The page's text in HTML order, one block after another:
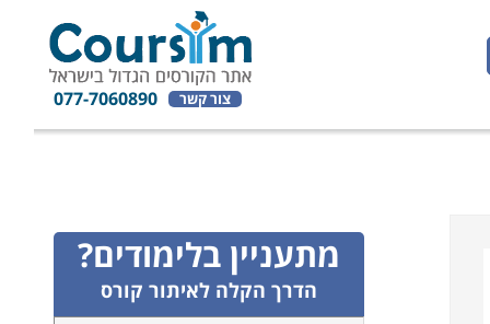
צור קשר 077-7060890
מתעניין בלימודים?
הדרך הקלה לאיתור קורס